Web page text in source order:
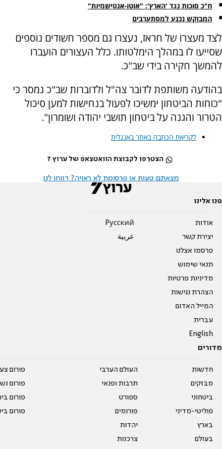
ח"כ סוכות נגד 'הארץ': "אוטו-אנטישמיות"
המבוקש נכנע למסתערבים
לצד מעצרו של חראז, נעצרו גם מספר חשודים נוספים
שסייעו לו במהלך הימלטותו. כלל העצורים הועברו
להמשך חקירה בידי שב"כ.
בהודעה משותפת לדובר צה"ל ולדוברות שב"כ נמסר כי
"כוחות הביטחון ימשיכו לפעול בנחישות למען סיכול
הטרור והגנה על ביטחון תושבי יהודה ושומרון".
לקריאת הכתבה באתר באנגלית
הצטרפו לקבוצת הוואטצאפ של ערוץ 7
מצאתם טעות או פרסומת לא ראויה? דווחו לנו
פנו אלינו
אודות
יצירת קשר
פרסמו אצלנו
תנאי שימוש
מדיניות פרטיות
הצהרת נגישות
המייל האדום
עברית
English
Pусский
عربية
מדורים
חדשות
מבזקים
ביטחוני
פוליטי-מדיני
בארץ
בעולם
העולם הערבי
תרבות ופנאי
ספורט
פורומים
יהדות
צרכנות
פורום
פורום
פורום
פורום